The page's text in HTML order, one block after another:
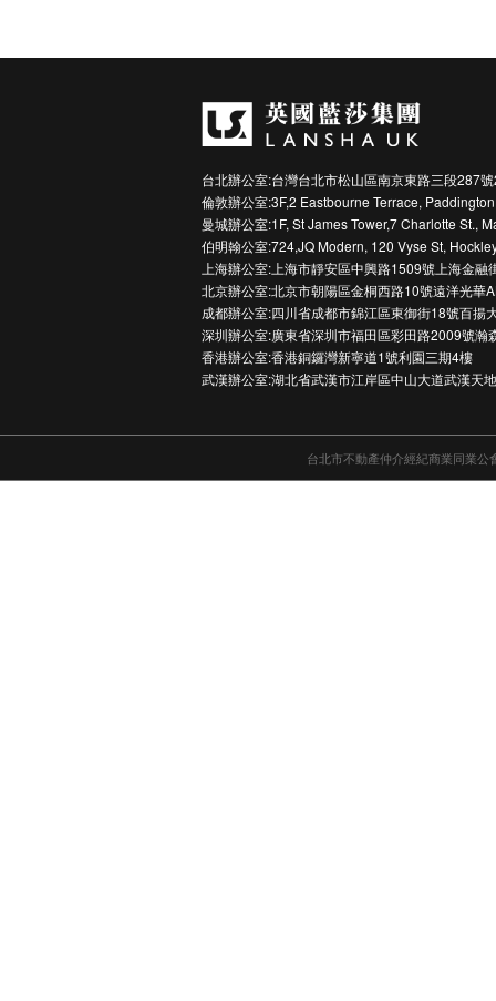
台北辦公室:台灣台北市松山區南京東路三段287
倫敦辦公室:3F,2 Eastbourne Terrace,
曼城辦公室:1F, St James Tower,7 Charlotte St.,
伯明翰公室:724,JQ Modern, 120 Vyse St,
上海辦公室:上海市靜安區中興路1509號上海金融
北京辦公室:北京市朝陽區金桐西路10號遠洋光華
成都辦公室:四川省成都市錦江區東御街18號百揚
深圳辦公室:廣東省深圳市福田區彩田路2009號瀚
香港辦公室:香港銅鑼灣新寧道1號利園三期4樓
武漢辦公室:湖北省武漢市江岸區中山大道武漢天
台北市不動產仲介經紀商業同業公